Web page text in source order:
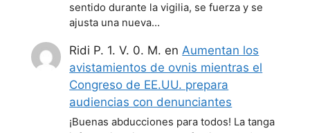
sentido durante la vigilia, se fuerza y se
ajusta una nueva…
Ridi P. 1. V. 0. M. enAumentan los
avistamientos de ovnis mientras el
Congreso de EE.UU. prepara
audiencias con denunciantes
¡Buenas abducciones para todos! La tanga